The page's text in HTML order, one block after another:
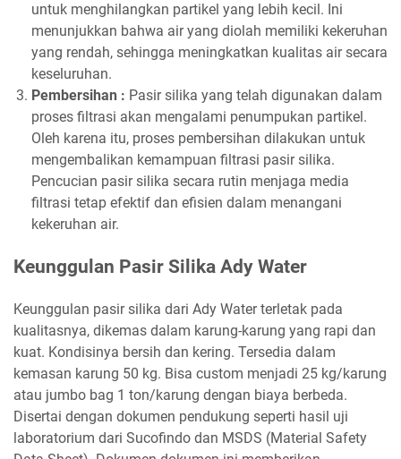
untuk menghilangkan partikel yang lebih kecil. Ini
menunjukkan bahwa air yang diolah memiliki kekeruhan
yang rendah, sehingga meningkatkan kualitas air secara
keseluruhan.
Pembersihan : Pasir silika yang telah digunakan dalam
proses filtrasi akan mengalami penumpukan partikel.
Oleh karena itu, proses pembersihan dilakukan untuk
mengembalikan kemampuan filtrasi pasir silika.
Pencucian pasir silika secara rutin menjaga media
filtrasi tetap efektif dan efisien dalam menangani
kekeruhan air.
Keunggulan Pasir Silika Ady Water
Keunggulan pasir silika dari Ady Water terletak pada
kualitasnya, dikemas dalam karung-karung yang rapi dan
kuat. Kondisinya bersih dan kering. Tersedia dalam
kemasan karung 50 kg. Bisa custom menjadi 25 kg/karung
atau jumbo bag 1 ton/karung dengan biaya berbeda.
Disertai dengan dokumen pendukung seperti hasil uji
laboratorium dari Sucofindo dan MSDS (Material Safety